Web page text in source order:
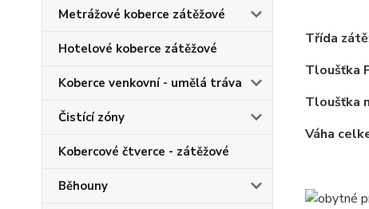
Metrážové koberce zátěžové
Hotelové koberce zátěžové
Koberce venkovní - umělá tráva
Čistící zóny
Kobercové čtverce - zátěžové
Běhouny
Třída
Tloušťka
Tloušťka
Váha